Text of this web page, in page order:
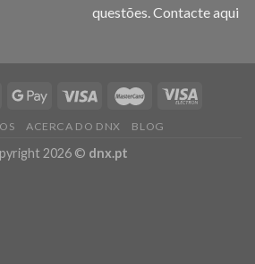
questões.Contacte aqui
ACERCA DO DNX BLOG
2026 © dnx.pt